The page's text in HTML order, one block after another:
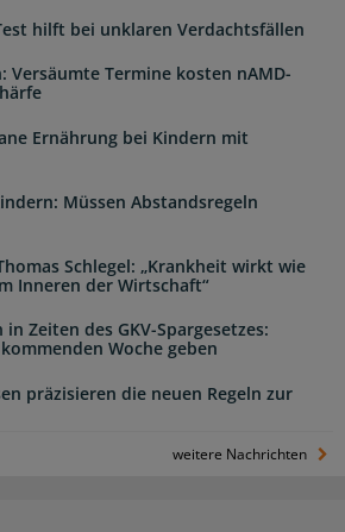
hilft bei unklaren Verdachtsfällen
Versäumte Termine kosten nAMD-
Ernährung bei Kindern mit
Müssen Abstandsregeln
Schlegel: „Krankheit wirkt wie
Inneren der Wirtschaft“
Zeiten des GKV-Spargesetzes:
Woche geben
präzisieren die neuen Regeln zur
weitere Nachrichten